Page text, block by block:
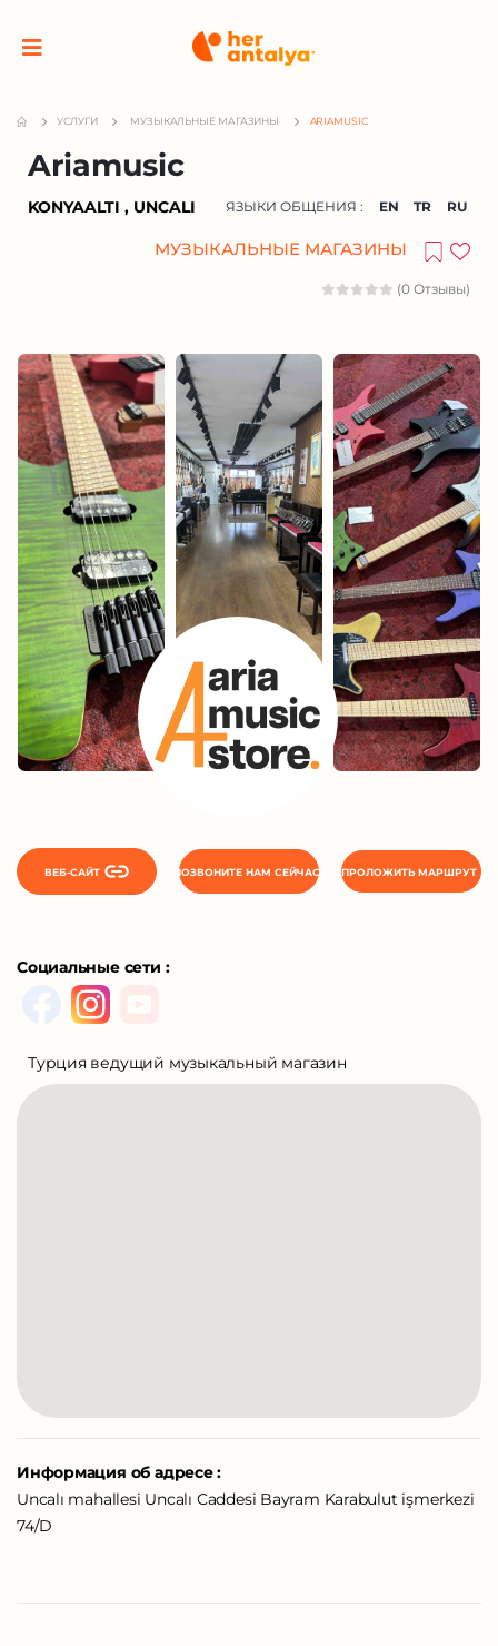
УСЛУГИ МУЗЫКАЛЬНЫЕ МАГАЗИНЫ ARIAMUSIC
Ariamusic
KONYAALTI , UNCALI ЯЗЫКИ ОБЩЕНИЯ : EN TR RU
МУЗЫКАЛЬНЫЕ МАГАЗИНЫ
(0 Отзывы)
ВЕБ-САЙТ ПОЗВОНИТЕ НАМ СЕЙЧАС ПРОЛОЖИТЬ МАРШРУТ
Социальные сети :
Турция ведущий музыкальный магазин
Информация об адресе :
Uncalı mahallesi Uncalı Caddesi Bayram Karabulut işmerkezi
74/D